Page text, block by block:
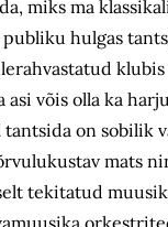
miks ma
hulgas
asi võis olla ka
on sobilik
mats
tekitatud